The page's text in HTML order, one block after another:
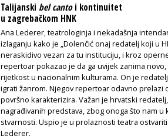
Talijanski bel cantoi kontinuitet
u zagrebačkom HNK
Ana Lederer, teatrologinja i nekadašnja
izlaganju kako je „Dolenčić onaj redatelj koji u
neraskidivo vezan za tu instituciju, i kroz
repertoar pokazao je da ga uvijek zanima
rijetkost u nacionalnim kulturama. On je
igrati žanrom. Njegov repertoar odavno
površno karakterizira. Važan je hrvatski
nagrađivanih predstava, zbog onoga što nam
stvarnosti. Uspio je u prolaznosti teatra
Lederer.